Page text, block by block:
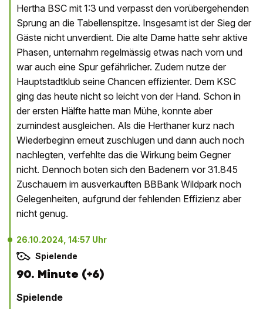
Hertha BSC mit 1:3 und verpasst den vorübergehenden
Sprung an die Tabellenspitze. Insgesamt ist der Sieg der
Gäste nicht unverdient. Die alte Dame hatte sehr aktive
Phasen, unternahm regelmässig etwas nach vorn und
war auch eine Spur gefährlicher. Zudem nutze der
Hauptstadtklub seine Chancen effizienter. Dem KSC
ging das heute nicht so leicht von der Hand. Schon in
der ersten Hälfte hatte man Mühe, konnte aber
zumindest ausgleichen. Als die Herthaner kurz nach
Wiederbeginn erneut zuschlugen und dann auch noch
nachlegten, verfehlte das die Wirkung beim Gegner
nicht. Dennoch boten sich den Badenern vor 31.845
Zuschauern im ausverkauften BBBank Wildpark noch
Gelegenheiten, aufgrund der fehlenden Effizienz aber
nicht genug.
26.10.2024, 14:57 Uhr
Spielende
90. Minute (+6)
Spielende